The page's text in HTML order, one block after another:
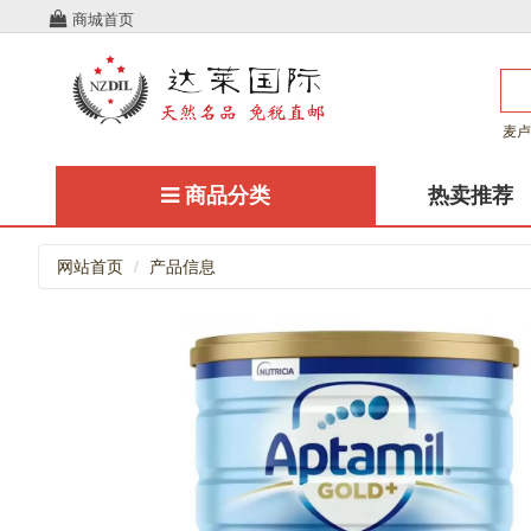
商城首页
麦
商品分类 热卖推荐
网站首页 产品信息